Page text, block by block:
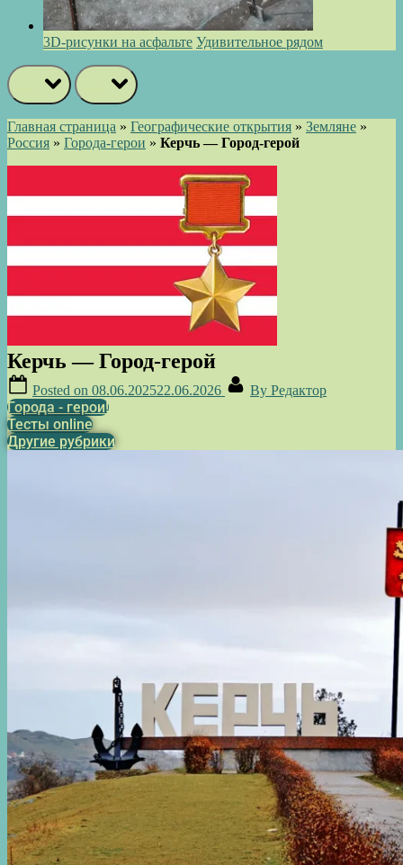
3D-рисунки на асфальте Удивительное рядом
Главная страница » Географические открытия » Земляне »
Россия » Города-герои » Керчь — Город-герой
Керчь — Город-герой
Posted on 08.06.202522.06.2026 By Редактор
Города - герои!
Тесты online
Другие рубрики